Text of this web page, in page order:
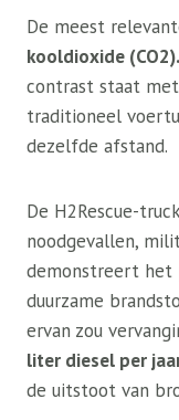
De meest
kooldioxide (CO2).
contrast staat
traditioneel
dezelfde afstand.
De H2Rescue-
noodgevallen,
demonstreert
duurzame
ervan zou
liter diesel per
de uitstoot van